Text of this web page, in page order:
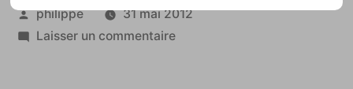
Publié
par
philippe
31 mai 2012
Laisser un commentairesur